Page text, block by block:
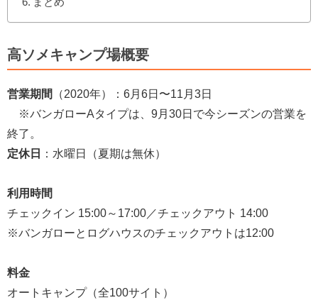
高ソメキャンプ場概要
営業期間
（2020年）：6月6日〜11月3日
※バンガローAタイプは、9月30日で今シーズンの営業を
終了。
定休日
：水曜日（夏期は無休）
利用時間
チェックイン 15:00～17:00／チェックアウト 14:00
※バンガローとログハウスのチェックアウトは12:00
料金
オートキャンプ（全100サイト）